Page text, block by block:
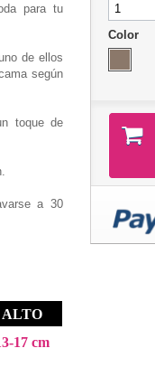
para tu
de ellos
según
toque de
a 30
ALTO
17 cm
Color